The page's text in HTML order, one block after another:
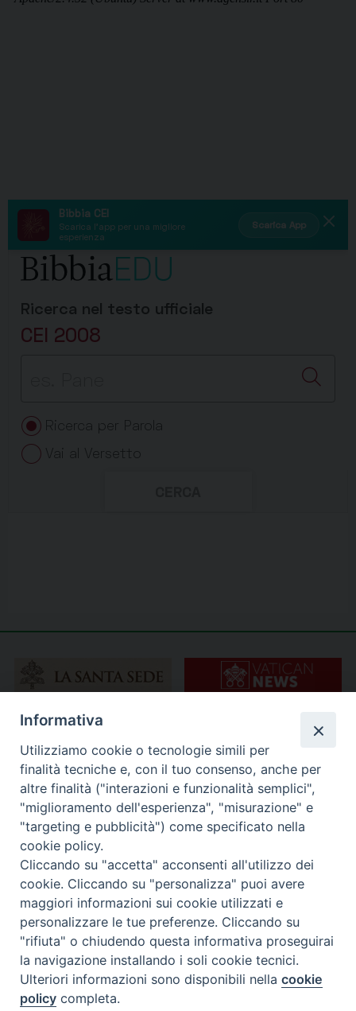
Informativa
Utilizziamo cookie o tecnologie simili per
finalità tecniche e, con il tuo consenso, anche per
altre finalità ("interazioni e funzionalità semplici",
"miglioramento dell'esperienza", "misurazione" e
"targeting e pubblicità") come specificato nella
cookie policy.
Cliccando su "accetta" acconsenti all'utilizzo dei
cookie. Cliccando su "personalizza" puoi avere
maggiori informazioni sui cookie utilizzati e
personalizzare le tue preferenze. Cliccando su
"rifiuta" o chiudendo questa informativa proseguirai
la navigazione installando i soli cookie tecnici.
Ulteriori informazioni sono disponibili nellacookie
policy completa.